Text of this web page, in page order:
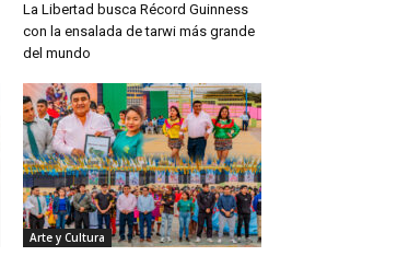
La Libertad busca Récord Guinness
con la ensalada de tarwi más grande
del mundo
Arte y Cultura